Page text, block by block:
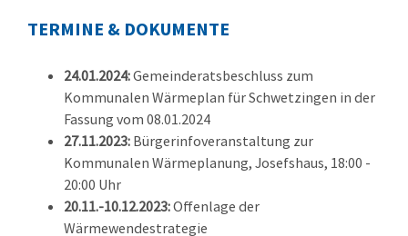
TERMINE & DOKUMENTE
24.01.2024:Gemeinderatsbeschluss zum
Kommunalen Wärmeplan für Schwetzingen in der
Fassung vom 08.01.2024
27.11.2023: Bürgerinfoveranstaltung zur
Kommunalen Wärmeplanung, Josefshaus, 18:00 -
20:00 Uhr
20.11.-10.12.2023:Offenlage der
Wärmewendestrategie